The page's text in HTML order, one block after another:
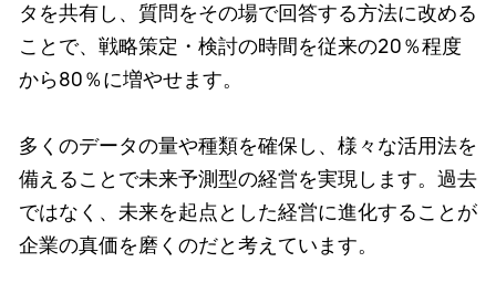
タを共有し、質問をその場で回答する方法に改める
ことで、戦略策定・検討の時間を従来の20％程度
から80％に増やせます。
多くのデータの量や種類を確保し、様々な活用法を
備えることで未来予測型の経営を実現します。過去
ではなく、未来を起点とした経営に進化することが
企業の真価を磨くのだと考えています。